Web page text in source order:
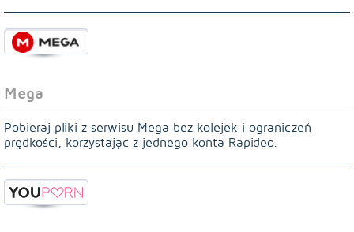
Mega
Pobieraj pliki z serwisu Mega bez kolejek i ograniczeń
prędkości, korzystając z jednego konta Rapideo.